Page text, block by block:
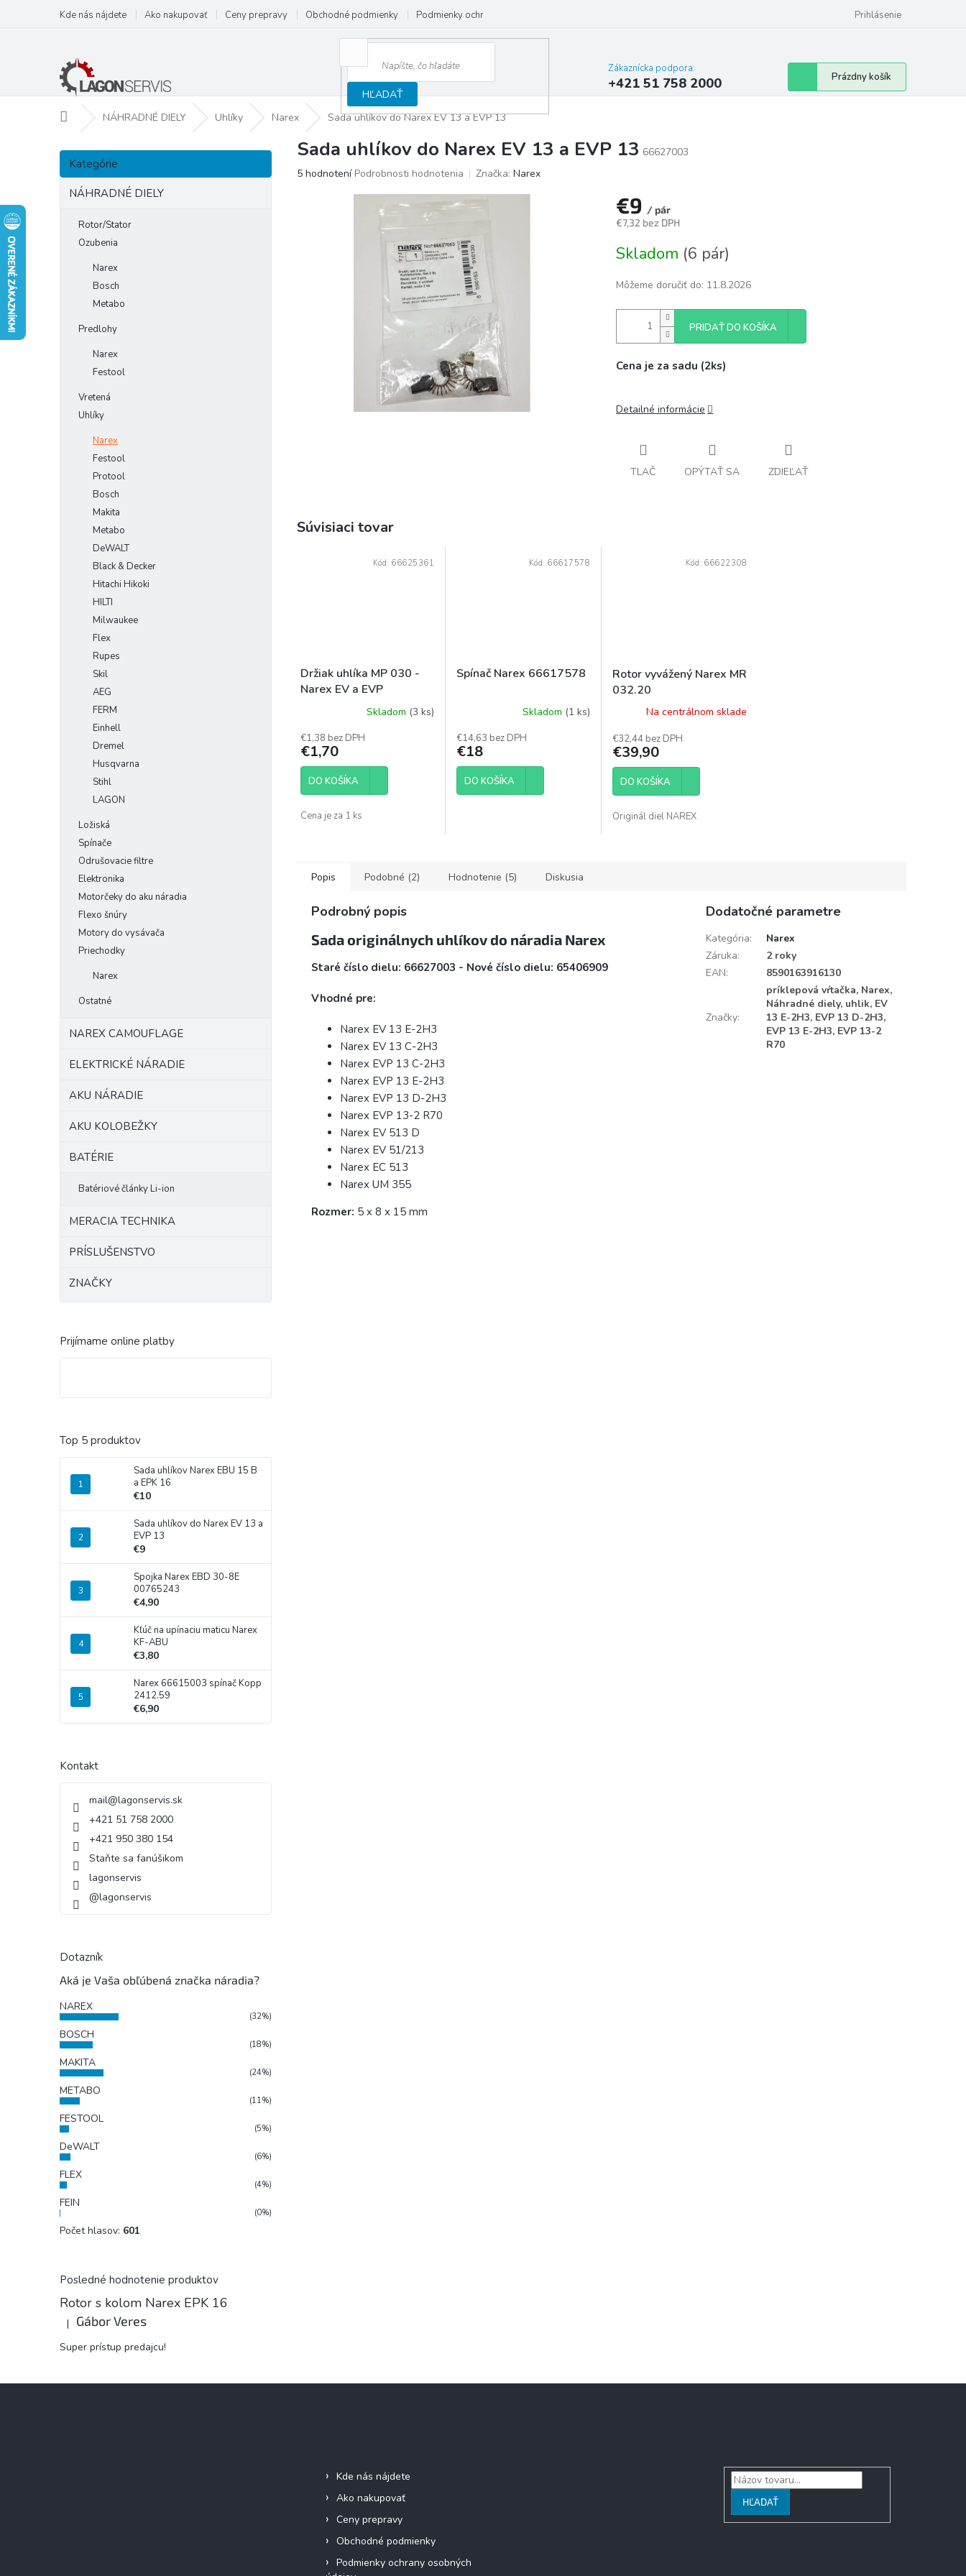
obsah
Kde nás nájdete Ako nakupovať Ceny prepravy Obchodné podmienky Podmienky ochrany osobných údajov Prihlásenie
HĽADAŤ
Zákaznícka podpora:
+421 51 758 2000
Nákupný
košík
Prázdny košík
DomovNÁHRADNÉ DIELY Uhlíky Narex Sada uhlíkov do Narex EV 13 a EVP 13
B
č
Preskočiť
kategórie
Kategórie
NÁHRADNÉ DIELY
Rotor/Stator
Ozubenia
Narex
Bosch
Metabo
Predlohy
Narex
Festool
Vretená
Uhlíky
Narex
Festool
Protool
Bosch
Makita
Metabo
DeWALT
Black & Decker
Hitachi Hikoki
HILTI
Milwaukee
Flex
Rupes
Skil
AEG
FERM
Einhell
Dremel
Husqvarna
Stihl
LAGON
Ložiská
Spínače
Odrušovacie filtre
Elektronika
Motorčeky do aku náradia
Flexo šnúry
Motory do vysávača
Priechodky
Narex
Ostatné
NAREX CAMOUFLAGE
ELEKTRICKÉ NÁRADIE
AKU NÁRADIE
AKU KOLOBEŽKY
BATÉRIE
Batériové články Li-ion
MERACIA TECHNIKA
PRÍSLUŠENSTVO
ZNAČKY
Prijímame online platby
Top 5 produktov
Sada uhlíkov Narex EBU 15 B
a EPK 16
€10
Sada uhlíkov do Narex EV 13 a
EVP 13
€9
Spojka Narex EBD 30-8E
00765243
€4,90
Kľúč na upínaciu maticu Narex
KF-ABU
€3,80
Narex 66615003 spínač Kopp
2412.59
€6,90
Kontakt
mail@lagonservis.sk
+421 51 758 2000
+421 950 380 154
Staňte sa fanúšikom
lagonservis
@lagonservis
Dotazník
Aká je Vaša obľúbená značka náradia?
NAREX
(32%)
BOSCH
(18%)
MAKITA
(24%)
METABO
(11%)
FESTOOL
(5%)
DeWALT
(6%)
FLEX
(4%)
FEIN
(0%)
Počet hlasov: 601
Posledné hodnotenie produktov
Rotor s kolom Narex EPK 16
Hodnotenie produktu je 5 z 5 hviezdičiek.
| Gábor Veres
Super prístup predajcu!
Sada uhlíkov do Narex EV 13 a EVP 13 66627003
Priemerné
5 hodnotení Podrobnosti hodnotenia Značka: Narex
€9 / pár
€7,32 bez DPH
cena:
Skladom (6 pár)
Môžeme doručiť do: 11.8.2026
PRIDAŤ DO KOŠÍKA
Cena je za sadu (2ks)
Detailné informácie
TLAČ OPÝTAŤ SA ZDIEĽAŤ
Súvisiaci tovar
Držiak uhlíka MP 030 -
Narex EV a EVP
Skladom (3 ks)
€1,38 bez DPH
€1,70
DO KOŠÍKA
Cena je za 1 ks
Kód: 66625361
Spínač Narex 66617578
Skladom (1 ks)
€14,63 bez DPH
€18
DO KOŠÍKA
Kód: 66617578
Rotor vyvážený Narex MR
032.20
Na centrálnom sklade
€32,44 bez DPH
€39,90
DO KOŠÍKA
Originál diel NAREX
Kód: 66622308
Popis Podobné (2) Hodnotenie (5) Diskusia
Podrobný popis
Sada originálnych uhlíkov do náradia Narex
Staré číslo dielu: 66627003 - Nové číslo dielu: 65406909
Vhodné pre:
Narex EV 13 E-2H3
Narex EV 13 C-2H3
Narex EVP 13 C-2H3
Narex EVP 13 E-2H3
Narex EVP 13 D-2H3
Narex EVP 13-2 R70
Narex EV 513 D
Narex EV 51/213
Narex EC 513
Narex UM 355
Rozmer: 5 x 8 x 15 mm
Dodatočné parametre
Kategória:
Narex
Záruka:
2 roky
EAN: 8590163916130
Značky:
príklepová vŕtačka, Narex,
Náhradné diely, uhlik, EV
13 E-2H3, EVP 13 D-2H3,
EVP 13 E-2H3, EVP 13-2
R70
Kde nás nájdete
Ako nakupovať
Ceny prepravy
Obchodné podmienky
Podmienky ochrany osobných
HĽADAŤ